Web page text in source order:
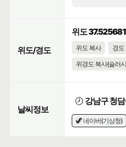
위도/경도
위도
위도 복사 경도
위경도 복사(슬러
날씨정보
🕗 강남구 청담
🦖 네이버(기상청)